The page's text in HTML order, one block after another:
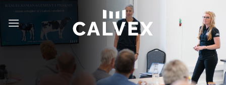
Fortsæt
indhold